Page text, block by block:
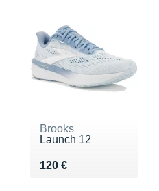
Brooks
Launch 12
120 €
Vendu 120 €